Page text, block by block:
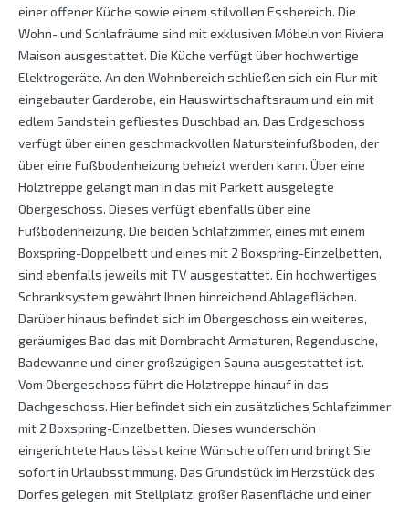
einer offener Küche sowie einem stilvollen Essbereich. Die
Wohn- und Schlafräume sind mit exklusiven Möbeln von Riviera
Maison ausgestattet. Die Küche verfügt über hochwertige
Elektrogeräte. An den Wohnbereich schließen sich ein Flur mit
eingebauter Garderobe, ein Hauswirtschaftsraum und ein mit
edlem Sandstein gefliestes Duschbad an. Das Erdgeschoss
verfügt über einen geschmackvollen Natursteinfußboden, der
über eine Fußbodenheizung beheizt werden kann. Über eine
Holztreppe gelangt man in das mit Parkett ausgelegte
Obergeschoss. Dieses verfügt ebenfalls über eine
Fußbodenheizung. Die beiden Schlafzimmer, eines mit einem
Boxspring-Doppelbett und eines mit 2 Boxspring-Einzelbetten,
sind ebenfalls jeweils mit TV ausgestattet. Ein hochwertiges
Schranksystem gewährt Ihnen hinreichend Ablageflächen.
Darüber hinaus befindet sich im Obergeschoss ein weiteres,
geräumiges Bad das mit Dornbracht Armaturen, Regendusche,
Badewanne und einer großzügigen Sauna ausgestattet ist.
Vom Obergeschoss führt die Holztreppe hinauf in das
Dachgeschoss. Hier befindet sich ein zusätzliches Schlafzimmer
mit 2 Boxspring-Einzelbetten. Dieses wunderschön
eingerichtete Haus lässt keine Wünsche offen und bringt Sie
sofort in Urlaubsstimmung. Das Grundstück im Herzstück des
Dorfes gelegen, mit Stellplatz, großer Rasenfläche und einer